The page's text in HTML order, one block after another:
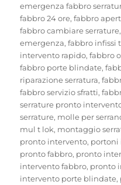
emergenza fabbro
fabbro 24 ore,fabbro
fabbro cambiare serrature
emergenza,fabbro infissi
intervento rapido,fabbro
fabbro porte blindate,
riparazione serratura,
fabbro servizio sfratti,
serrature pronto
serrature, molle per
mul t lok, montaggio
pronto intervento, portoni
pronto fabbro, pronto
intervento fabbro, pronto
intervento porte blindate,